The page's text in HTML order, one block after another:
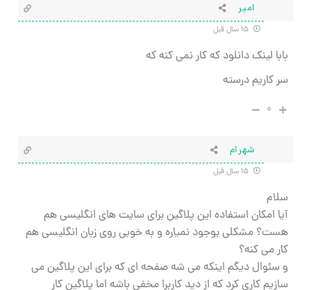
امیر
بابا لینک دانلود که کار نمی کنه که
سر کاریم درسته
۰
شهرام
سلام
آیا امکان استفاده این پلاگین برای سایت های انگلیسی هم
هست؟ مشکلی بوجود نمیاره و به خوبی روی زبان انگلیسی هم
کار می کنه؟
و سئوال دیگم اینکه می شه صفحه ای که برای این پلاگین می
سازیم کاری کرد که از دید کاربرا مخفی باشه اما پلاگین کار